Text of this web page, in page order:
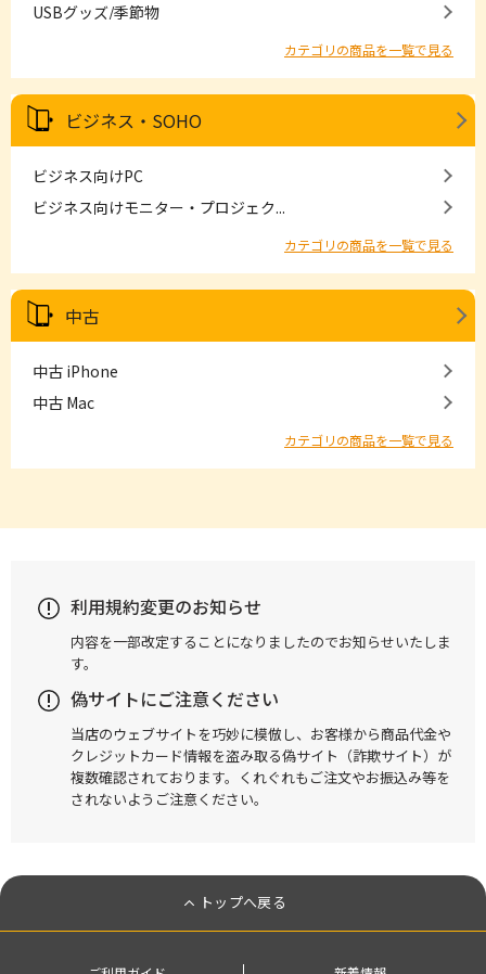
USBグッズ/季節物
カテゴリの商品を一覧で見る
ビジネス・SOHO
ビジネス向けPC
ビジネス向けモニター・プロジェク...
カテゴリの商品を一覧で見る
中古
中古 iPhone
中古 Mac
カテゴリの商品を一覧で見る
利用規約変更のお知らせ
内容を一部改定することになりましたのでお知らせいたしま
す。
偽サイトにご注意ください
当店のウェブサイトを巧妙に模倣し、お客様から商品代金や
クレジットカード情報を盗み取る偽サイト（詐欺サイト）が
複数確認されております。くれぐれもご注文やお振込み等を
されないようご注意ください。
トップへ戻る